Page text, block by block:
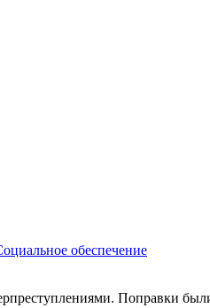
обеспечение
Поправки